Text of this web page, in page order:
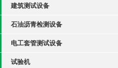
建筑测试设备
石油沥青检测设备
电工套管测试设备
试验机